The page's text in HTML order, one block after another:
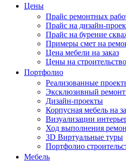
Цены
Прайс ремонтных
Прайс на дизайн-
Прайс на бурение
Примеры смет на
Цена мебели на заказ
Цены на
Портфолио
Реализованные
Эксклюзивный ремонт
Дизайн-проекты
Корпусная мебель на
Визуализации
Ход выполнения
3D Виртуальные туры
Портфолио
Мебель